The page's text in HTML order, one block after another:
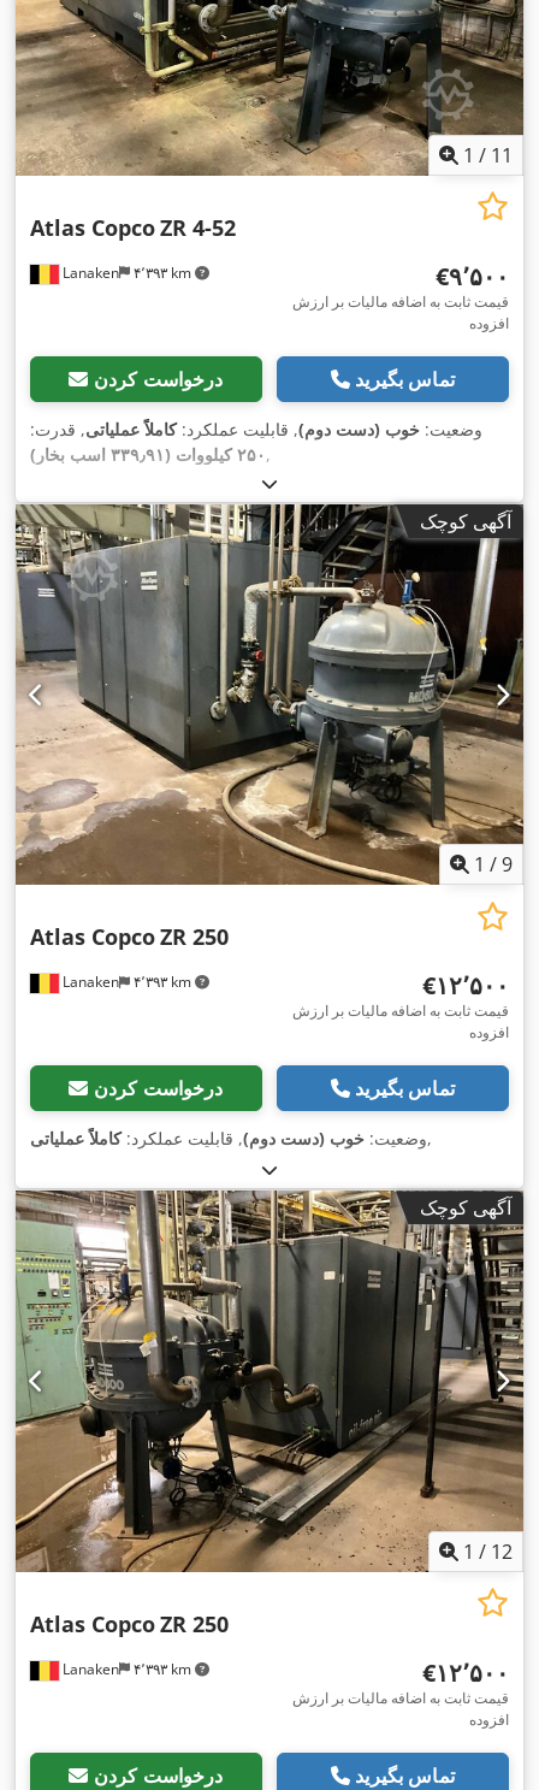
1 / 11
Lanaken ۴٬۳۹۳ km
Atlas CopcoZR 4-52
‎€۹٬۵۰۰
قیمت ثابت به اضافه مالیات بر ارزش
افزوده
درخواست کردن تماس بگیرید
وضعیت: خوب (دست دوم), قابلیت عملکرد:کاملاً عملیاتی, قدرت:
۲۵۰ کیلووات (۳۳۹٫۹۱ اسب بخار) ,
آگهی کوچک
1 /9
Lanaken ۴٬۳۹۳ km
Atlas CopcoZR 250
‎€۱۲٬۵۰۰
قیمت ثابت به اضافه مالیات بر ارزش
افزوده
درخواست کردن تماس بگیرید
وضعیت: خوب (دست دوم), قابلیت عملکرد:کاملاً عملیاتی ,
آگهی کوچک
1 / 12
Lanaken ۴٬۳۹۳ km
Atlas CopcoZR 250
‎€۱۲٬۵۰۰
قیمت ثابت به اضافه مالیات بر ارزش
افزوده
درخواست کردن تماس بگیرید